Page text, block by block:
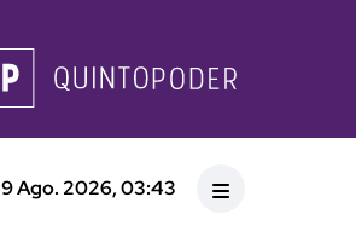
9 Ago. 2026, 03:43